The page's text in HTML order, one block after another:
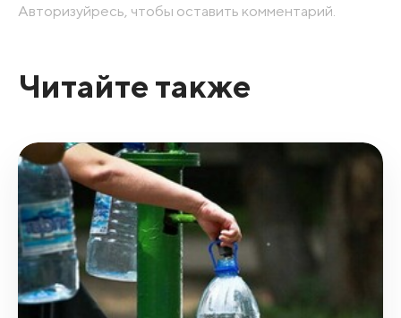
Авторизуйресь, чтобы оставить комментарий.
Читайте также